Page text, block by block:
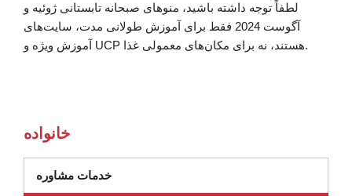
لطفاً توجه داشته باشید، منوهای صبحانه تابستانی ژوئیه و
آگوست 2024 فقط برای آموزش طولانی مدت، سایت‌های
آموزش ویژه و UCP هستند، نه برای مکان‌های معمولی غذا.
خانواده
خدمات مشاوره